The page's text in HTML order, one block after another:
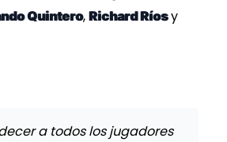
Quintero, Richard Ríosy
a todos los jugadores